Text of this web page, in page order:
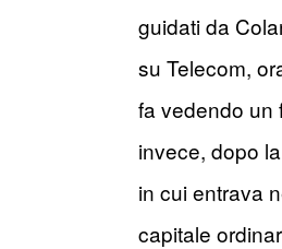
guidati da
su Telecom,
fa vedendo un
invece, dopo
in cui entrava
capitale